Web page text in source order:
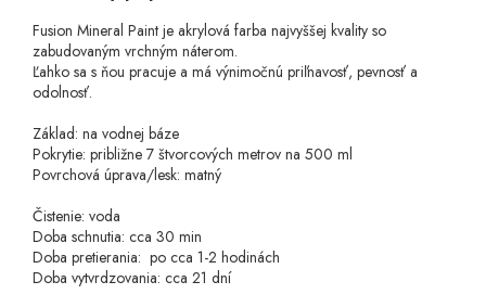
Fusion Mineral Paint je akrylová farba najvyššej kvality so
zabudovaným vrchným náterom.
Ľahko sa s ňou pracuje a má výnimočnú priľnavosť, pevnosť a
odolnosť.
Základ: na vodnej báze
Pokrytie: približne 7 štvorcových metrov na 500 ml
Povrchová úprava/lesk: matný
Čistenie: voda
Doba schnutia: cca 30 min
Doba pretierania: po cca 1-2 hodinách
Doba vytvrdzovania: cca 21 dní